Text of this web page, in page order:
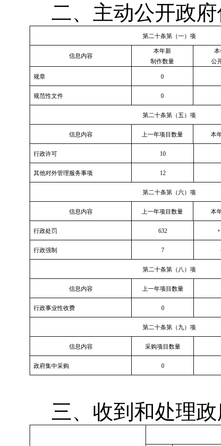
二、主动公开政
第二十条第（一）项
信息内容
本年新
制作数量
公
规章 0
规范性文件 0
第二十条第（五）项
信息内容 上一年项目数量 本
行政许可 10
其他对外管理服务事项 12
第二十条第（六）项
信息内容 上一年项目数量 本
行政处罚 632
行政强制 7
第二十条第（八）项
信息内容 上一年项目数量
行政事业性收费 0
第二十条第（九）项
信息内容 采购项目数量
政府集中采购 0
三、收到和处理政